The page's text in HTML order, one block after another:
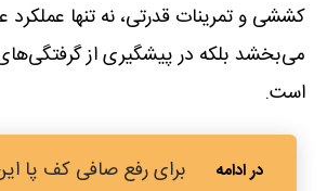
کششی و تمرینات قدرتی، نه تنها عملکرد
می‌بخشد بلکه در پیشگیری از گرفتگی‌های
است.